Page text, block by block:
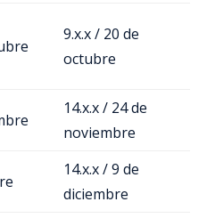
9.x.x / 20 de
octubre
14.x.x / 24 de
noviembre
14.x.x / 9 de
diciembre